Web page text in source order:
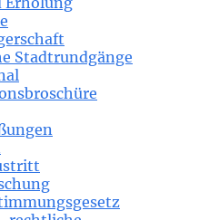
Stadtrundgänge